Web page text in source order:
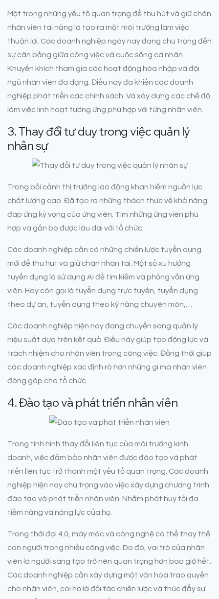
Một trong những yếu tố quan trọng để thu hút và giữ chân
nhân viên tài năng là tạo ra một môi trường làm việc
thuận lợi. Các doanh nghiệp ngày nay đang chú trọng đến
sự cân bằng giữa công việc và cuộc sống cá nhân.
Khuyến khích tham gia các hoạt động hòa nhập và đội
ngũ nhân viên đa dạng. Điều này đã khiến các doanh
nghiệp phát triển các chính sách. Và xây dựng các chế độ
làm việc linh hoạt tương ứng phù hợp với từng nhân viên.
3. Thay đổi tư duy trong việc quản lý
nhân sự
Trong bối cảnh thị trường lao động khan hiếm nguồn lực
chất lượng cao. Đã tạo ra những thách thức về khả năng
đáp ứng kỳ vọng của ứng viên. Tìm những ứng viên phù
hợp và gắn bó được lâu dài với tổ chức.
Các doanh nghiệp cần có những chiến lược tuyển dụng
mới để thu hút và giữ chân nhân tài. Một số xu hướng
tuyển dụng là sử dụng AI để tìm kiếm và phỏng vấn ứng
viên. Hay còn gọi là tuyển dụng trực tuyến, tuyển dụng
theo dự án, tuyển dụng theo kỹ năng chuyên môn,…
Các doanh nghiệp hiện nay đang chuyển sang quản lý
hiệu suất dựa trên kết quả. Điều này giúp tạo động lực và
trách nhiệm cho nhân viên trong công việc. Đồng thời giúp
các doanh nghiệp xác định rõ hơn những gì mà nhân viên
đóng góp cho tổ chức.
4. Đào tạo và phát triển nhân viên
Trong tình hình thay đổi liên tục của môi trường kinh
doanh, việc đảm bảo nhân viên được đào tạo và phát
triển liên tục trở thành một yếu tố quan trọng. Các doanh
nghiệp hiện nay chú trọng vào việc xây dựng chương trình
đào tạo và phát triển nhân viên. Nhằm phát huy tối đa
tiềm năng và năng lực của họ.
Trong thời đại 4.0, máy móc và công nghệ có thể thay thế
con người trong nhiều công việc. Do đó, vai trò của nhân
viên là người sáng tạo trở nên quan trọng hơn bao giờ hết.
Các doanh nghiệp cần xây dựng một văn hóa trao quyền
cho nhân viên, coi họ là đối tác chiến lược và thúc đẩy sự